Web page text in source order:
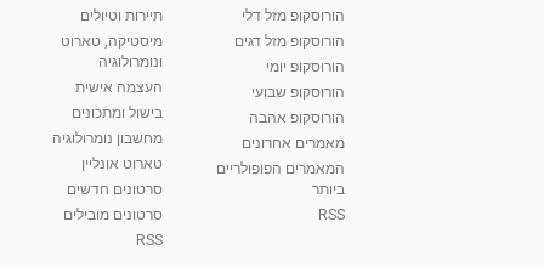
01:46
רנה רז-גילו -טיפול אנרגטי ויעוץ רוחני - נומרולוגית
2,314 צפיות
05:37
סודות בתאריך הלידה, משמעות חודש הלידה -
ינואר זינה ליבשיץ נומרולוגית
ליסה גרוסמן - המרכז לאימון התנהגותי - קשב
הורוסקופ מזל דלי
הורוסקופ מזל דגים
הורוסקופ יומי
הורוסקופ שבועי
הורוסקופ אהבה
מאמרים אחרונים
המאמרים הפופולריים
ביותר
RSS
תיירות וטיולים
מיסטיקה, טארוט
ונומרולוגיה
העצמה אישית
בישול ומתכונים
מחשבון נומרולוגיה
טארוט אונליין
סרטונים חדשים
סרטונים מובילים
RSS